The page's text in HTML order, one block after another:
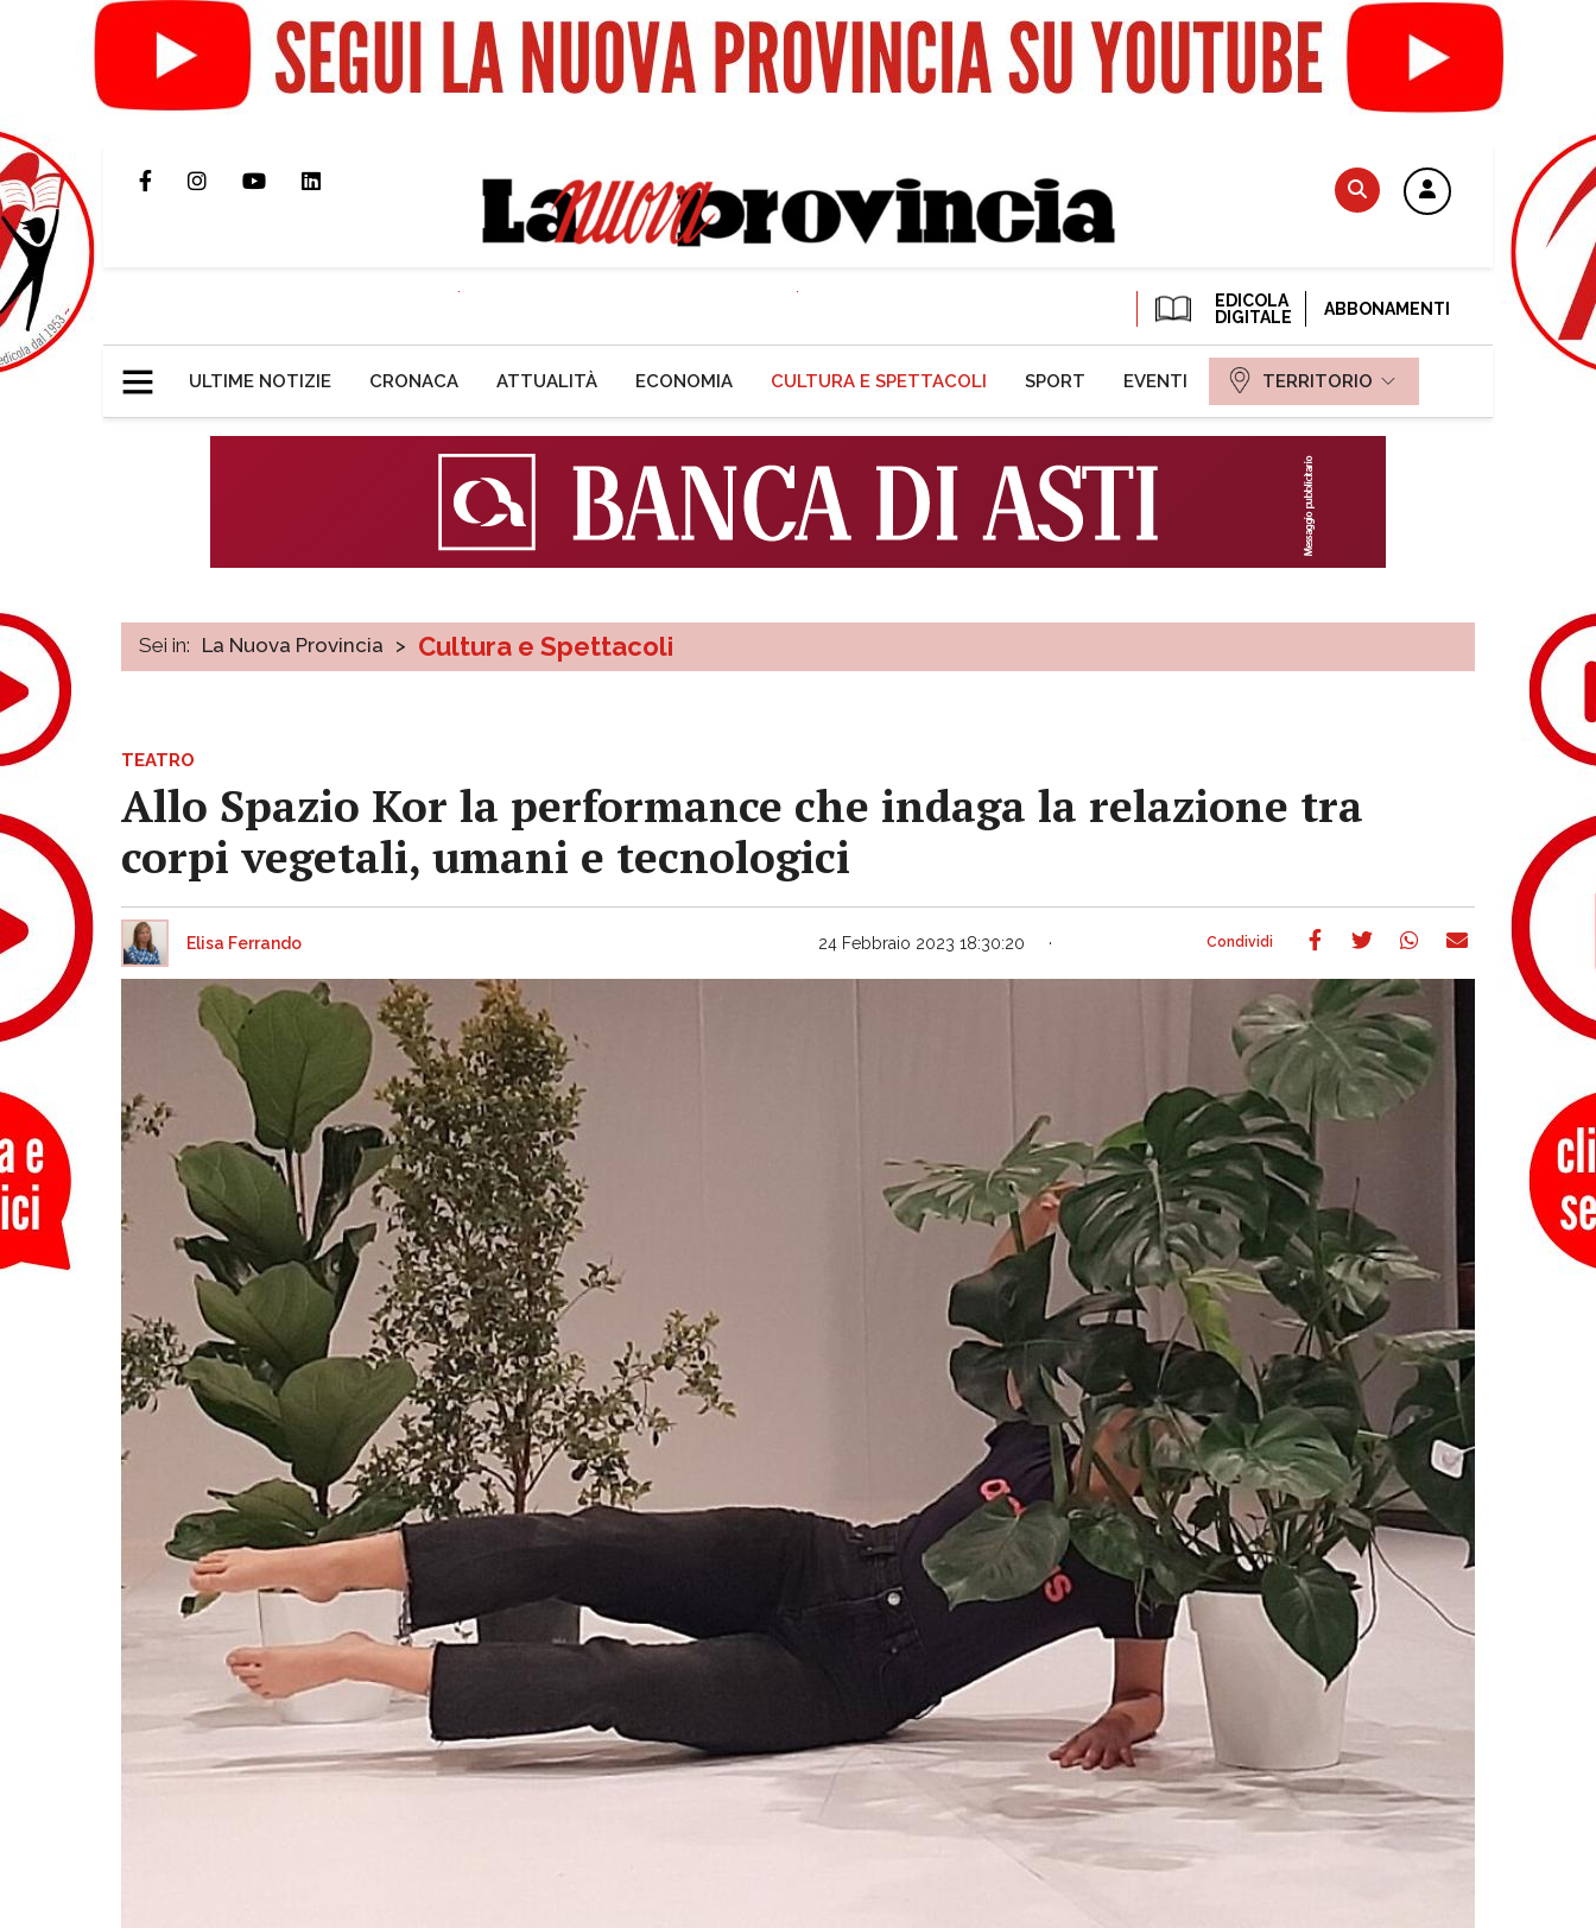
EDICOLA
DIGITALE
ABBONAMENTI
ULTIME NOTIZIE CRONACA ATTUALITÀ ECONOMIA CULTURA E SPETTACOLI SPORT EVENTI TERRITORIO
Sei in: La Nuova Provincia > Cultura e Spettacoli
TEATRO
Allo Spazio Kor la performance che indaga la relazione tra
corpi vegetali, umani e tecnologici
Elisa Ferrando 24 Febbraio 2023 18:30:20